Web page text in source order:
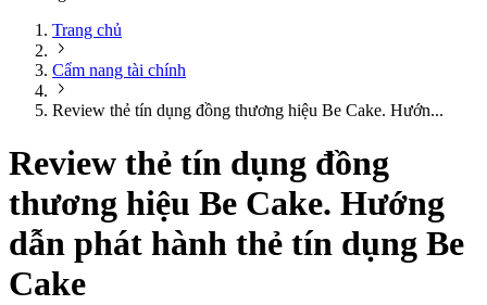
Trang chủ
Cẩm nang tài chính
Review thẻ tín dụng đồng thương hiệu Be Cake. Hướn...
Review thẻ tín dụng đồng
thương hiệu Be Cake. Hướng
dẫn phát hành thẻ tín dụng Be
Cake